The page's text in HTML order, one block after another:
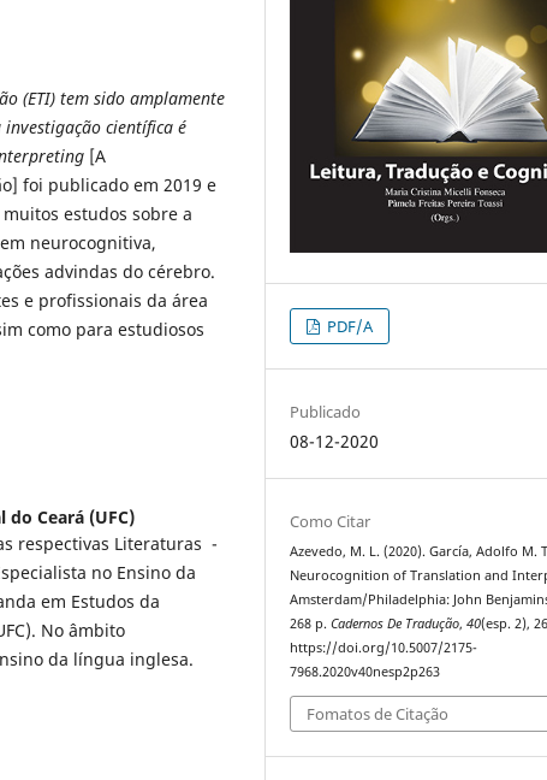
(ETI) tem sido amplamente
investigação científica é
[A
foi publicado em 2019 e
estudos sobre a
neurocognitiva,
advindas do cérebro.
e profissionais da área
como para estudiosos
do Ceará (UFC)
respectivas Literaturas -
no Ensino da
em Estudos da
No âmbito
da língua inglesa.
PDF/A
Publicado
08-12-2020
Como Citar
Azevedo, M. L. (2020). García, Adolfo M.
Neurocognition of Translation and
Amsterdam/Philadelphia: John
268 p.Cadernos De Tradução,40(esp. 2),
https://doi.org/10.5007/2175-
7968.2020v40nesp2p263
Fomatos de Citação